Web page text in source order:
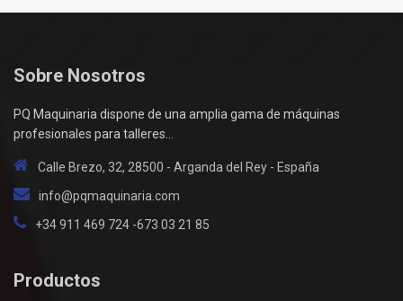
Sobre Nosotros
PQ Maquinaria dispone de una amplia gama de máquinas
profesionales para talleres...
Calle Brezo, 32, 28500 - Arganda del Rey - España
info@pqmaquinaria.com
+34 911 469 724 -673 03 21 85
Productos